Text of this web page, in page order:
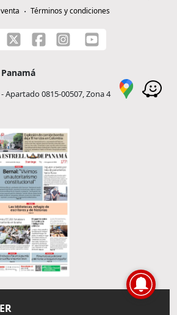
Términos y condiciones
Apartado 0815-00507, Zona 4